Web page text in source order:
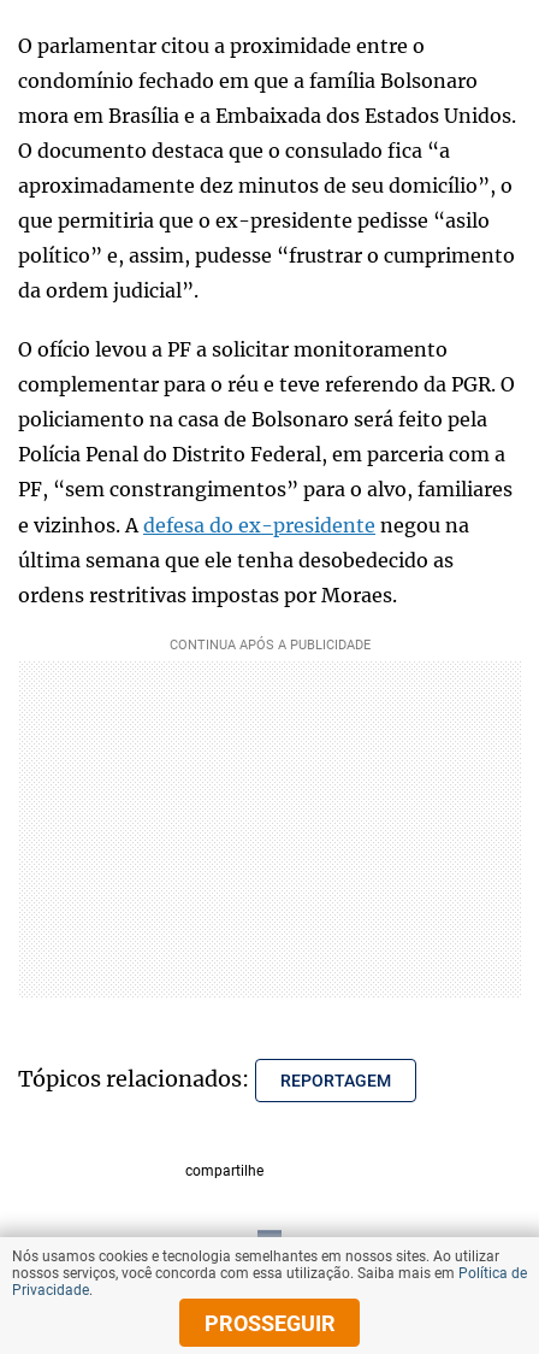
O parlamentar citou a proximidade entre o
condomínio fechado em que a família Bolsonaro
mora em Brasília e a Embaixada dos Estados Unidos.
O documento destaca que o consulado fica “a
aproximadamente dez minutos de seu domicílio”, o
que permitiria que o ex-presidente pedisse “asilo
político” e, assim, pudesse “frustrar o cumprimento
da ordem judicial”.
O ofício levou a PF a solicitar monitoramento
complementar para o réu e teve referendo da PGR. O
policiamento na casa de Bolsonaro será feito pela
Polícia Penal do Distrito Federal, em parceria com a
PF, “sem constrangimentos” para o alvo, familiares
e vizinhos. A defesa do ex-presidente negou na
última semana que ele tenha desobedecido as
ordens restritivas impostas por Moraes.
Tópicos relacionados: REPORTAGEM
compartilhe
VOLTAR AO TOPO
© Copyright 2025 Diários Associados
Nós usamos cookies e tecnologia semelhantes em nossos sites. Ao utilizar
nossos serviços, você concorda com essa utilização. Saiba mais em Política de
Privacidade.
PROSSEGUIR